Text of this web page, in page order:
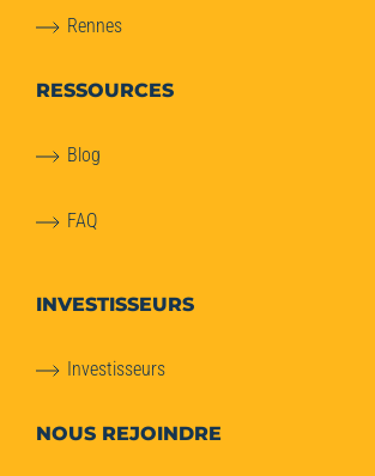
Rennes
RESSOURCES
Blog
FAQ
INVESTISSEURS
Investisseurs
NOUS REJOINDRE